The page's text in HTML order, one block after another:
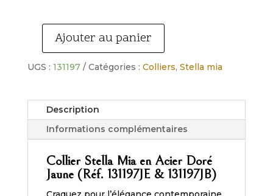
quantité
Collier
Mia
Acier
Doré
Résine
Colorée
Ajouter au panier
UGS : 131197 Catégories : Colliers, Stella mia
Description
Informations complémentaires
Collier Stella Mia en Acier Doré
Jaune (Réf. 131197JE & 131197JB)